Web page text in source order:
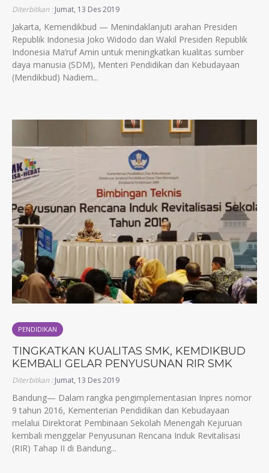
Diterbitkan :Jumat, 13 Des 2019
Jakarta, Kemendikbud — Menindaklanjuti arahan Presiden
Republik Indonesia Joko Widodo dan Wakil Presiden Republik
Indonesia Ma’ruf Amin untuk meningkatkan kualitas sumber
daya manusia (SDM), Menteri Pendidikan dan Kebudayaan
(Mendikbud) Nadiem...
PENDIDIKAN
TINGKATKAN KUALITAS SMK, KEMDIKBUD
KEMBALI GELAR PENYUSUNAN RIR SMK
Diterbitkan :Jumat, 13 Des 2019
Bandung— Dalam rangka pengimplementasian Inpres nomor
9 tahun 2016, Kementerian Pendidikan dan Kebudayaan
melalui Direktorat Pembinaan Sekolah Menengah Kejuruan
kembali menggelar Penyusunan Rencana Induk Revitalisasi
(RIR) Tahap II di Bandung...